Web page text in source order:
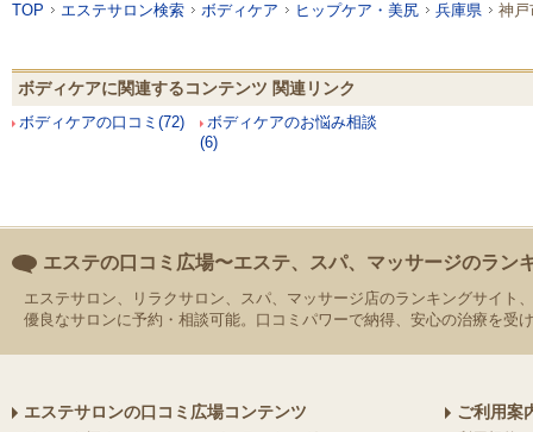
TOP エステサロン検索 ボディケア ヒップケア・美尻 兵庫県 神戸
ボディケアに関連するコンテンツ 関連リンク
ボディケアの口コミ(72)
ボディケアのお悩み相談
(6)
エステの口コミ広場〜エステ、スパ、マッサージのラン
エステサロン、リラクサロン、スパ、マッサージ店のランキングサイト
優良なサロンに予約・相談可能。口コミパワーで納得、安心の治療を受
エステサロンの口コミ広場コンテンツ ご利用案